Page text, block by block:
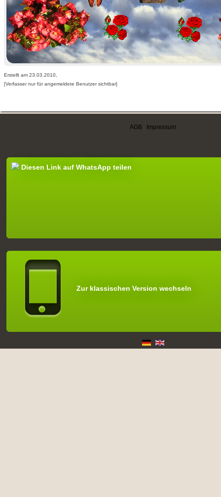
Erstellt am 23.03.2010,
[Verfasser nur für angemeldete Benutzer sichtbar]
AGB Impressum
Diesen Link auf WhatsApp teilen
Zur klassischen Version wechseln